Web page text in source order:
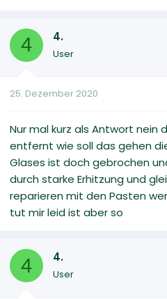
4 4.
User
25. Dezember 2020
Nur mal kurz als Antwort nein
entfernt wie soll das gehen
Glases ist doch gebrochen
durch starke Erhitzung und
reparieren mit den Pasten
tut mir leid ist aber so
4 4.
User